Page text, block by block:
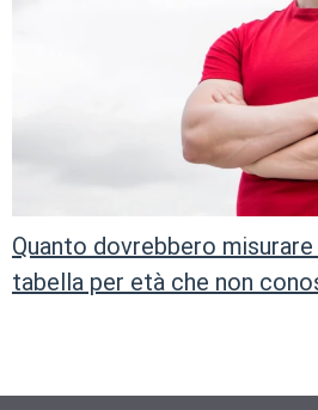
Quanto dovrebbero
tabella per età che non